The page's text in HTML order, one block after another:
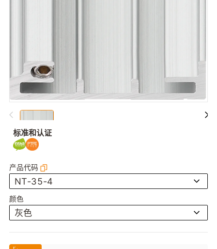
标准和认证
产品代码
NT-35-4
颜色
灰色